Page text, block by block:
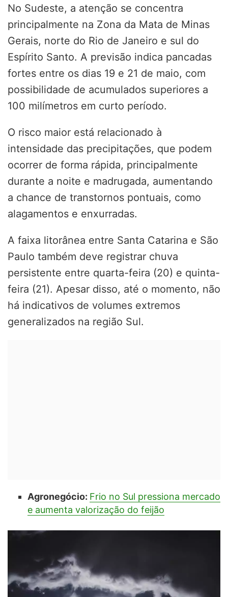
No Sudeste, a atenção se concentra
principalmente na Zona da Mata de Minas
Gerais, norte do Rio de Janeiro e sul do
Espírito Santo. A previsão indica pancadas
fortes entre os dias 19 e 21 de maio, com
possibilidade de acumulados superiores a
100 milímetros em curto período.
O risco maior está relacionado à
intensidade das precipitações, que podem
ocorrer de forma rápida, principalmente
durante a noite e madrugada, aumentando
a chance de transtornos pontuais, como
alagamentos e enxurradas.
A faixa litorânea entre Santa Catarina e São
Paulo também deve registrar chuva
persistente entre quarta-feira (20) e quinta-
feira (21). Apesar disso, até o momento, não
há indicativos de volumes extremos
generalizados na região Sul.
Agronegócio: Frio no Sul pressiona mercado
e aumenta valorização do feijão